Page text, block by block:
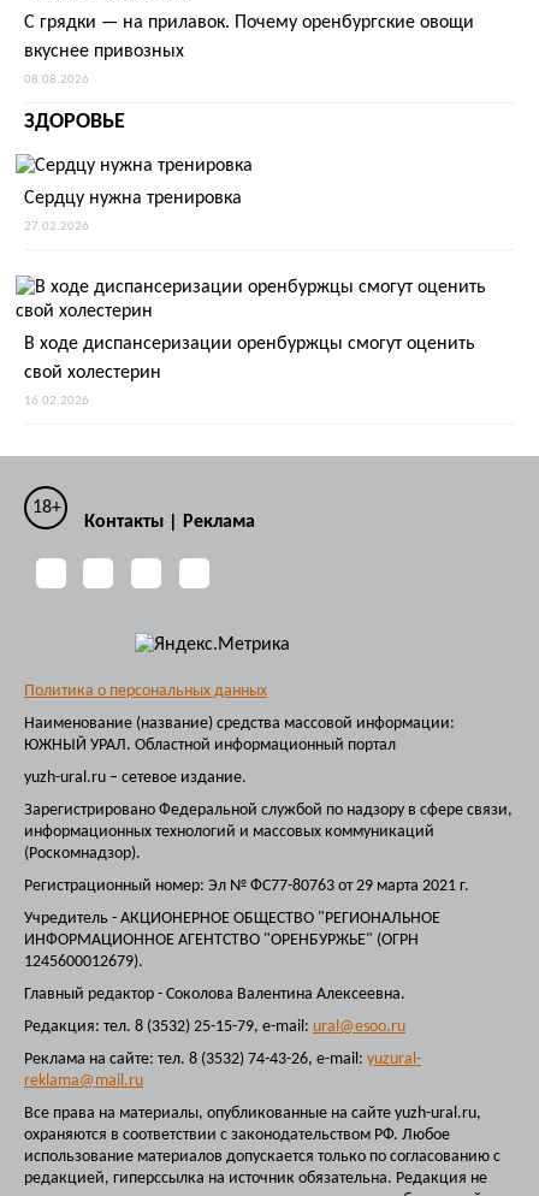
С грядки — на прилавок. Почему оренбургские овощи
вкуснее привозных
08.08.2026
ЗДОРОВЬЕ
Сердцу нужна тренировка
27.02.2026
В ходе диспансеризации оренбуржцы смогут оценить
свой холестерин
16.02.2026
18+
Контакты Реклама
Политика о персональных данных
Наименование (название) средства массовой информации:
ЮЖНЫЙ УРАЛ. Областной информационный портал
yuzh-ural.ru – сетевое издание.
Зарегистрировано Федеральной службой по надзору в сфере связи,
информационных технологий и массовых коммуникаций
(Роскомнадзор).
Регистрационный номер: Эл № ФС77-80763 от 29 марта 2021 г.
Учредитель - АКЦИОНЕРНОЕ ОБЩЕСТВО "РЕГИОНАЛЬНОЕ
ИНФОРМАЦИОННОЕ АГЕНТСТВО "ОРЕНБУРЖЬЕ" (ОГРН
1245600012679).
Главный редактор - Соколова Валентина Алексеевна.
Редакция: тел. 8 (3532) 25-15-79, e-mail: ural@esoo.ru
Реклама на сайте: тел. 8 (3532) 74-43-26, e-mail: yuzural-
reklama@mail.ru
Все права на материалы, опубликованные на сайте yuzh-ural.ru,
охраняются в соответствии с законодательством РФ. Любое
использование материалов допускается только по согласованию с
редакцией, гиперссылка на источник обязательна. Редакция не